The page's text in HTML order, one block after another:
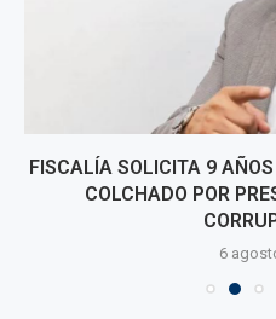
FISCALÍA SOLICITA 9
COLCHADO POR
6